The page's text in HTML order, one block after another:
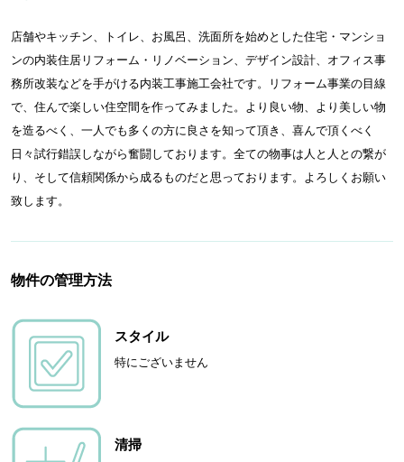
店舗やキッチン、トイレ、お風呂、洗面所を始めとした住宅・マンショ
ンの内装住居リフォーム・リノベーション、デザイン設計、オフィス事
務所改装などを手がける内装工事施工会社です。リフォーム事業の目線
で、住んで楽しい住空間を作ってみました。より良い物、より美しい物
を造るべく、一人でも多くの方に良さを知って頂き、喜んで頂くべく
日々試行錯誤しながら奮闘しております。全ての物事は人と人との繋が
り、そして信頼関係から成るものだと思っております。よろしくお願い
致します。
物件の管理方法
スタイル
特にございません
清掃